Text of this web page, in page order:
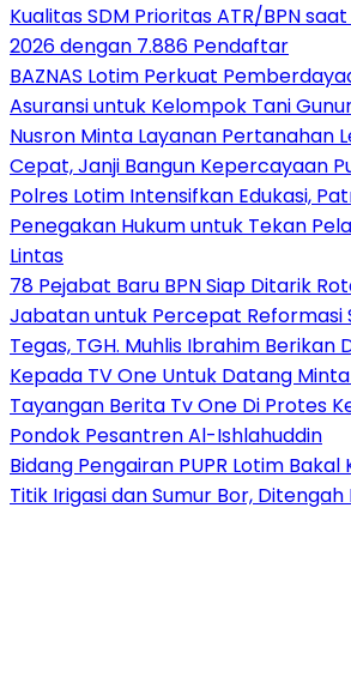
Kualitas SDM Prioritas ATR/BPN saat
2026 dengan 7.886 Pendaftar
BAZNAS Lotim Perkuat
Asuransi untuk Kelompok Tani
Nusron Minta Layanan Pertanahan
Cepat, Janji Bangun Kepercayaan
Polres Lotim Intensifkan Edukasi,
Penegakan Hukum untuk Tekan
Lintas
78 Pejabat Baru BPN Siap Ditarik
Jabatan untuk Percepat Reformasi
Tegas, TGH. Muhlis Ibrahim
Kepada TV One Untuk Datang
Tayangan Berita Tv One Di Protes
Pondok Pesantren Al-Ishlahuddin
Bidang Pengairan PUPR Lotim
Titik Irigasi dan Sumur Bor,